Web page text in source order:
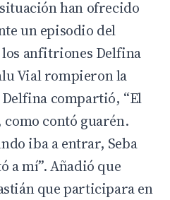
han ofrecido
un episodio del
los anfitriones Delfina
Vial rompieron la
compartió, “El
contó guarén.
iba a entrar, Seba
a mí”. Añadió que
que participara en